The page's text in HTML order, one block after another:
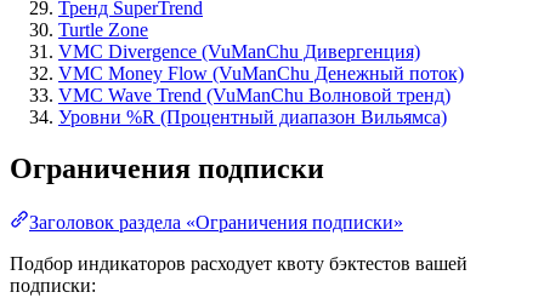
Тренд SuperTrend
Turtle Zone
VMC Divergence (VuManChu Дивергенция)
VMC Money Flow (VuManChu Денежный поток)
VMC Wave Trend (VuManChu Волновой тренд)
Уровни %R (Процентный диапазон Вильямса)
Ограничения подписки
Заголовок раздела «Ограничения подписки»
Подбор индикаторов расходует квоту бэктестов вашей
подписки: